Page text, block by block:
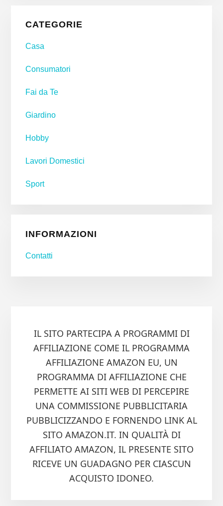
Primary
Sidebar
CATEGORIE
Casa
Consumatori
Fai da Te
Giardino
Hobby
Lavori Domestici
Sport
INFORMAZIONI
Contatti
IL SITO PARTECIPA A PROGRAMMI DI
AFFILIAZIONE COME IL PROGRAMMA
AFFILIAZIONE AMAZON EU, UN
PROGRAMMA DI AFFILIAZIONE CHE
PERMETTE AI SITI WEB DI PERCEPIRE
UNA COMMISSIONE PUBBLICITARIA
PUBBLICIZZANDO E FORNENDO LINK AL
SITO AMAZON.IT. IN QUALITÀ DI
AFFILIATO AMAZON, IL PRESENTE SITO
RICEVE UN GUADAGNO PER CIASCUN
ACQUISTO IDONEO.